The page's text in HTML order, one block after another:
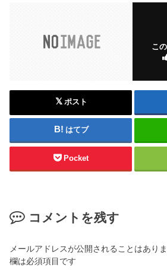
こ
ポスト
はてブ
Pocket
コメントを残す
メールアドレスが公開されることはありま
欄は必須項目です